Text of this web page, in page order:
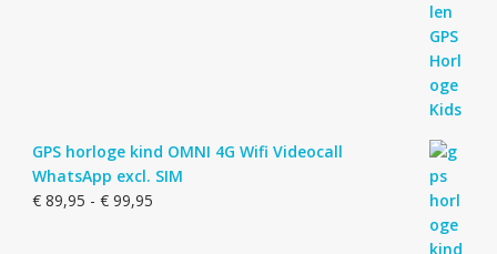
GPS horloge kind OMNI 4G Wifi Videocall
WhatsApp excl. SIM
€89,95 - €99,95Prijsklasse: